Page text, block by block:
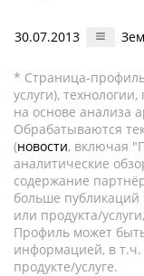
30.07.2013
* Страница-
услуги),
на основе анализа
Обрабатываются
(новости, включая
аналитические
содержание
больше
или продукта/
Профиль может
информацией, в
продукте/услуге.